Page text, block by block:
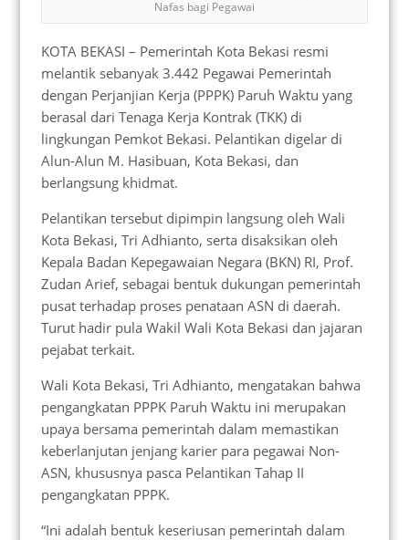
Nafas bagi Pegawai
KOTA BEKASI – Pemerintah Kota Bekasi resmi
melantik sebanyak 3.442 Pegawai Pemerintah
dengan Perjanjian Kerja (PPPK) Paruh Waktu yang
berasal dari Tenaga Kerja Kontrak (TKK) di
lingkungan Pemkot Bekasi. Pelantikan digelar di
Alun-Alun M. Hasibuan, Kota Bekasi, dan
berlangsung khidmat.
Pelantikan tersebut dipimpin langsung oleh Wali
Kota Bekasi, Tri Adhianto, serta disaksikan oleh
Kepala Badan Kepegawaian Negara (BKN) RI, Prof.
Zudan Arief, sebagai bentuk dukungan pemerintah
pusat terhadap proses penataan ASN di daerah.
Turut hadir pula Wakil Wali Kota Bekasi dan jajaran
pejabat terkait.
Wali Kota Bekasi, Tri Adhianto, mengatakan bahwa
pengangkatan PPPK Paruh Waktu ini merupakan
upaya bersama pemerintah dalam memastikan
keberlanjutan jenjang karier para pegawai Non-
ASN, khususnya pasca Pelantikan Tahap II
pengangkatan PPPK.
“Ini adalah bentuk keseriusan pemerintah dalam